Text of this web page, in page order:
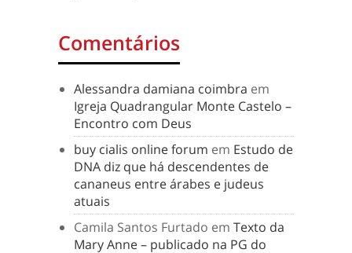
Comentários
Alessandra damiana coimbra em
Igreja Quadrangular Monte Castelo –
Encontro com Deus
buy cialis online forum em Estudo de
DNA diz que há descendentes de
cananeus entre árabes e judeus
atuais
Camila Santos Furtado em Texto da
Mary Anne – publicado na PG do